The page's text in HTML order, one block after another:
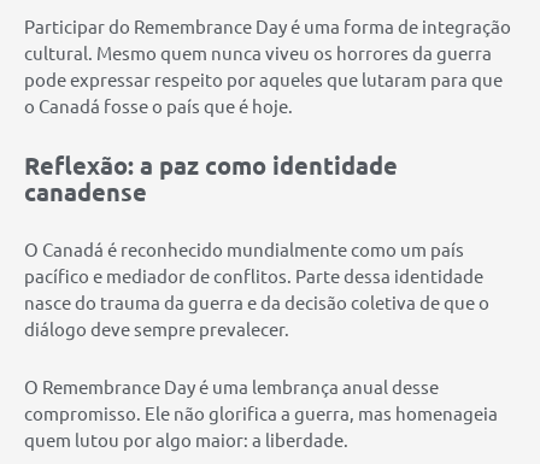
Participar do Remembrance Day é uma forma de integração
cultural. Mesmo quem nunca viveu os horrores da guerra
pode expressar respeito por aqueles que lutaram para que
o Canadá fosse o país que é hoje.
Reflexão: a paz como identidade
canadense
O Canadá é reconhecido mundialmente como um país
pacífico e mediador de conflitos. Parte dessa identidade
nasce do trauma da guerra e da decisão coletiva de que o
diálogo deve sempre prevalecer.
O Remembrance Day é uma lembrança anual desse
compromisso. Ele não glorifica a guerra, mas homenageia
quem lutou por algo maior: a liberdade.